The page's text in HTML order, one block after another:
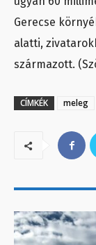
Gerecse
alatti,
származott.
CÍMKÉK meleg